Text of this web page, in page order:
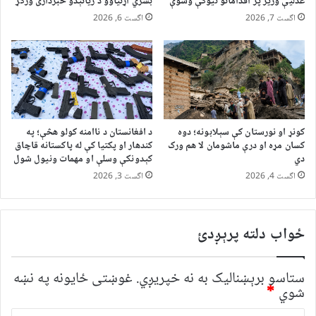
اگست 7, 2026 اگست 6, 2026
کونړ او نورستان کې سېلابونه؛ دوه
کسان مړه او درې ماشومان لا هم ورک
دي
اگست 4, 2026
د افغانستان د ناامنه کولو هڅې؛ په
کندهار او پکتیا کې له پاکستانه قاچاق
کېدونکې وسلې او مهمات ونیول شول
اگست 3, 2026
ځواب دلته پرېږدئ
ستاسو برېښناليک به نه خپريږي. غوښتى ځایونه په نښه
شوي *